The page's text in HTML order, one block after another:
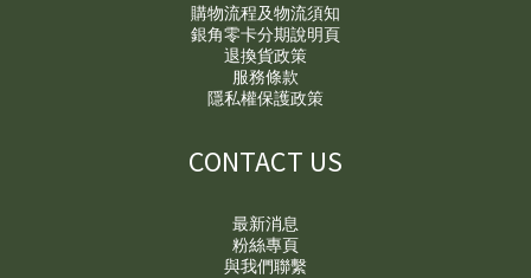
購物流程及物流須知
銀角零卡分期說明頁
退換貨政策
服務條款
隱私權保護政策
CONTACT US
最新消息
粉絲專頁
與我們聯繫